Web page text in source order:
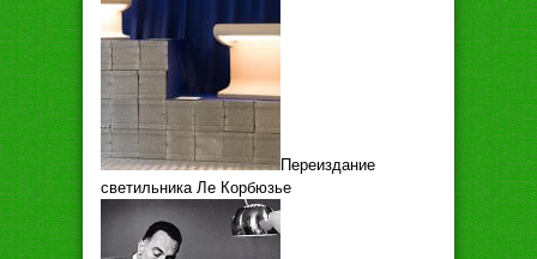
Переиздание
светильника Ле Корбюзье